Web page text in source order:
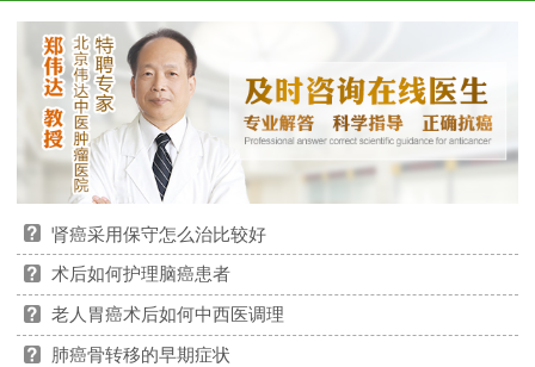
肾癌采用保守怎么治比较好
术后如何护理脑癌患者
老人胃癌术后如何中西医调理
肺癌骨转移的早期症状